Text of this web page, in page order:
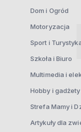
Dom i Ogród
Motoryzacja
Sport i
Szkoła i Biuro
Multimedia i
Hobby i gadżety
Strefa Mamy i
Artykuły dla